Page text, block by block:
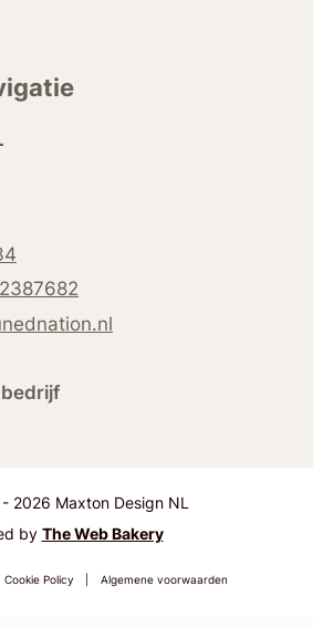
bedrijf
2026 Maxton Design NL
by The Web Bakery
Cookie Policy Algemene voorwaarden